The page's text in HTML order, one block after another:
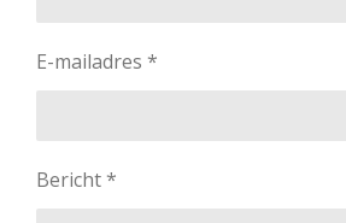
E-mailadres *
Bericht *